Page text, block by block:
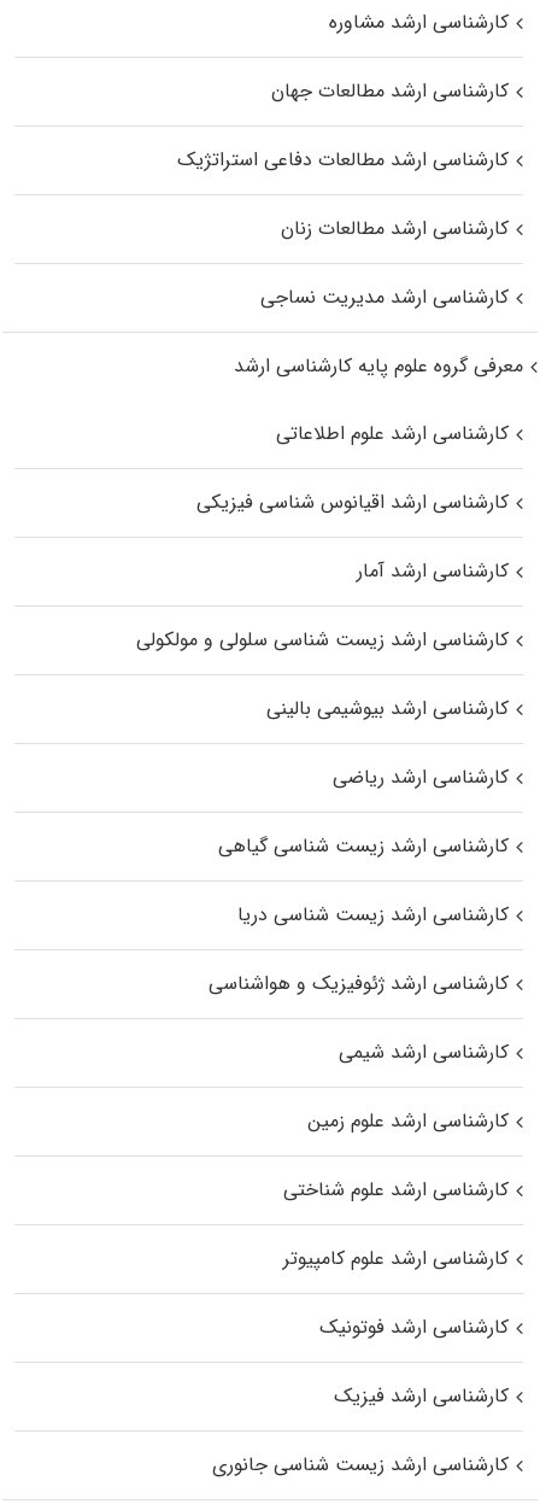
کارشناسی ارشد مشاوره
کارشناسی ارشد مطالعات جهان
کارشناسی ارشد مطالعات دفاعی استراتژیک
کارشناسی ارشد مطالعات زنان
کارشناسی ارشد مدیریت نساجی
معرفی گروه علوم پایه کارشناسی ارشد
کارشناسی ارشد علوم اطلاعاتی
کارشناسی ارشد اقیانوس‌ شناسی فیزیکی
کارشناسی ارشد آمار
کارشناسی ارشد زیست شناسی سلولی و مولکولی
کارشناسی ارشد بیوشیمی بالینی
کارشناسی ارشد ریاضی
کارشناسی ارشد زیست‌ شناسی گیاهی
کارشناسی ارشد زیست‌ شناسی دریا
کارشناسی ارشد ژئوفیزیک و هواشناسی
کارشناسی ارشد شیمی
کارشناسی ارشد علوم زمین
کارشناسی ارشد علوم شناختی
کارشناسی ارشد علوم کامپیوتر
کارشناسی ارشد فوتونیک
کارشناسی ارشد فیزیک
کارشناسی ارشد زیست‌ شناسی جانوری